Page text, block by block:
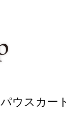
パウスカー